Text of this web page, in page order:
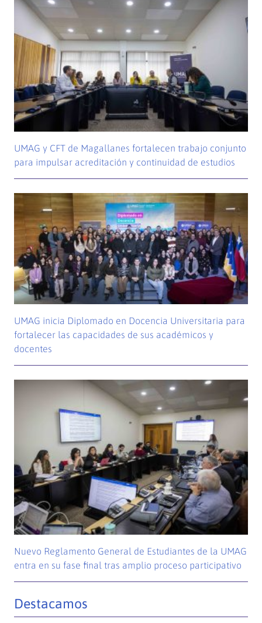
UMAG y CFT de Magallanes fortalecen trabajo conjunto
para impulsar acreditación y continuidad de estudios
UMAG inicia Diplomado en Docencia Universitaria para
fortalecer las capacidades de sus académicos y
docentes
Nuevo Reglamento General de Estudiantes de la UMAG
entra en su fase final tras amplio proceso participativo
Destacamos